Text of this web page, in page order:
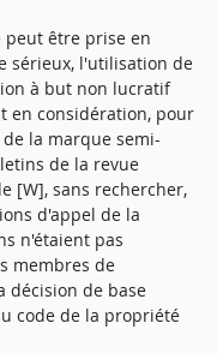
peut être prise en
sérieux, l'utilisation de
à but non lucratif
en considération, pour
la marque semi-
de la revue
[W], sans rechercher,
d'appel de la
n'étaient pas
membres de
décision de base
code de la propriété